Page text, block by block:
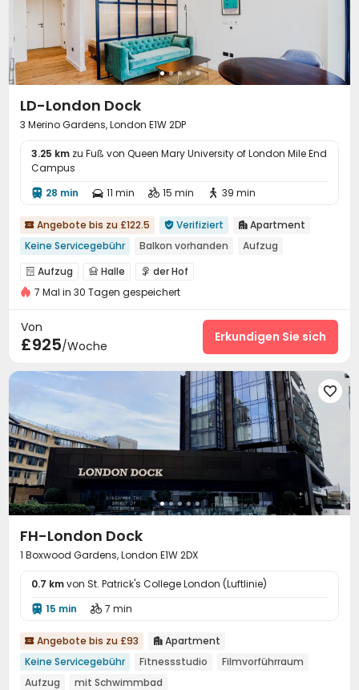
Briefkasten Müllraum  Selbststudienraum
 Abstellplatz für Fahrräder 
der Hof Dachterrasse  Terrasse
LD-London Dock
3 Merino Gardens, London E1W 2DP
3.25 km zu Fuß von Queen Mary University of London Mile End
Campus
 28 min  11 min  15 min  39 min
 Angebote bis zu £122.5  Verifiziert  Apartment
Keine Servicegebühr
Balkon vorhanden Aufzug
 Aufzug  Halle  der Hof
7 Mal in 30 Tagen gespeichert
Von
£925/Woche
Erkundigen Sie sich

FH-London Dock
1 Boxwood Gardens, London E1W 2DX
0.7 kmvon St. Patrick's College London (Luftlinie)
 15 min  7 min
 Angebote bis zu £93  Apartment
Keine Servicegebühr
Fitnessstudio
Filmvorführraum
Aufzug
mit Schwimmbad